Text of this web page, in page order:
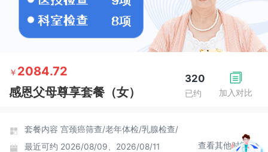
加入对比
320
已约
￥ 2084.72
感恩父母尊享套餐（女）
套餐内容 宫颈癌筛查/老年体检/乳腺检查/
最近可约 2026/08/09、2026/08/11 查看其他时间